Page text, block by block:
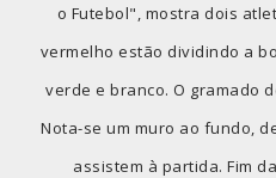
o Futebol", mostra dois
vermelho estão dividindo a
verde e branco. O gramado
Nota-se um muro ao fundo,
assistem à partida. Fim